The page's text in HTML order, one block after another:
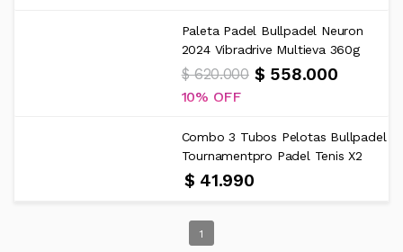
Paleta Padel Bullpadel Neuron
2024 Vibradrive Multieva 360g
$ 620.000 $ 558.000
10%
Combo 3 Tubos Pelotas Bullpadel
Tournamentpro Padel Tenis X2
$ 41.990
1